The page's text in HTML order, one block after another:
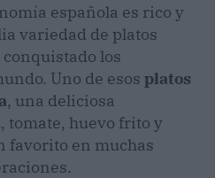
española es rico y
variedad de platos
los
Uno de esos platos
, una deliciosa
tomate, huevo frito y
favorito en muchas